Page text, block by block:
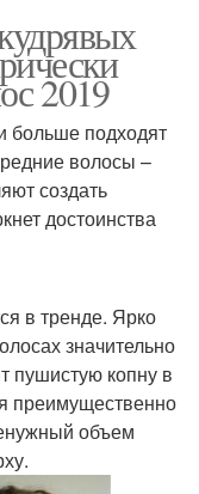
в женских
стрижках
для средней
длины
тенденции
стрижки
2019
больше подходят
волосы –
создать
достоинства
в тренде. Ярко
значительно
пушистую копну в
преимущественно
объем